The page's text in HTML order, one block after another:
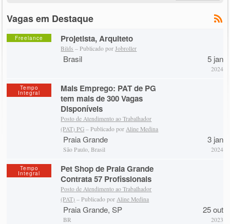
Vagas em Destaque
Freelance Projetista, Arquiteto
Bilds – Publicado porJobroller
Brasil 5 jan
2024
Tempo
Integral
Mais Emprego: PAT de PG
tem mais de 300 Vagas
Disponíveis
Posto de Atendimento ao Trabalhador
(PAT) PG – Publicado por Aline Medina
Praia Grande
São Paulo, Brasil
3 jan
2024
Tempo
Integral
Pet Shop de Praia Grande
Contrata 57 Profissionais
Posto de Atendimento ao Trabalhador
(PAT) – Publicado por Aline Medina
Praia Grande, SP
BR
25 out
2023